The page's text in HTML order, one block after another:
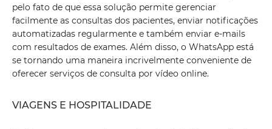
pelo fato de que essa solução permite gerenciar
facilmente as consultas dos pacientes, enviar notificações
automatizadas regularmente e também enviar e-mails
com resultados de exames. Além disso, o WhatsApp está
se tornando uma maneira incrivelmente conveniente de
oferecer serviços de consulta por vídeo online.
VIAGENS E HOSPITALIDADE